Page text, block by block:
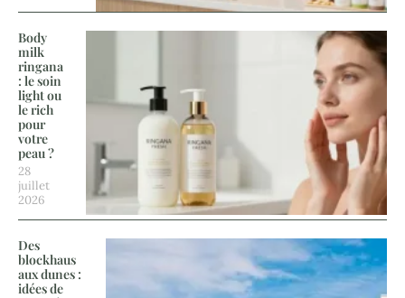
Body
milk
ringana
: le soin
light ou
le rich
pour
votre
peau ?
28
juillet
2026
Des
blockhaus
aux dunes :
idées de